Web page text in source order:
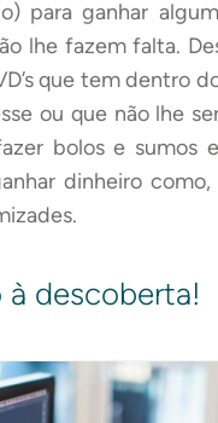
para ganhar
lhe fazem falta.
que tem dentro
ou que não lhe
bolos e sumos
dinheiro
descoberta!